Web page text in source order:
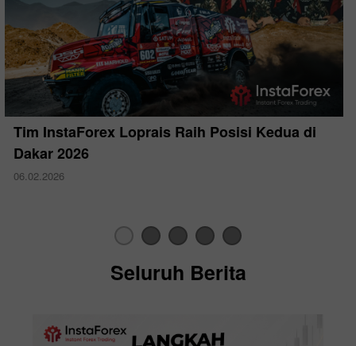
Tim InstaForex Loprais Raih Posisi Kedua di
Dakar 2026
06.02.2026
Seluruh Berita